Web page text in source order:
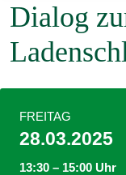
Dialog
FREITAG
28.03.2025
13:30 – 15:00 Uhr